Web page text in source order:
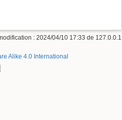
: 2024/04/10 17:33 de 127.0.0.1
Alike 4.0 International